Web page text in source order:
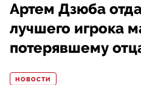
Артем Дзюба
лучшего игрока
потерявшему
НОВОСТИ